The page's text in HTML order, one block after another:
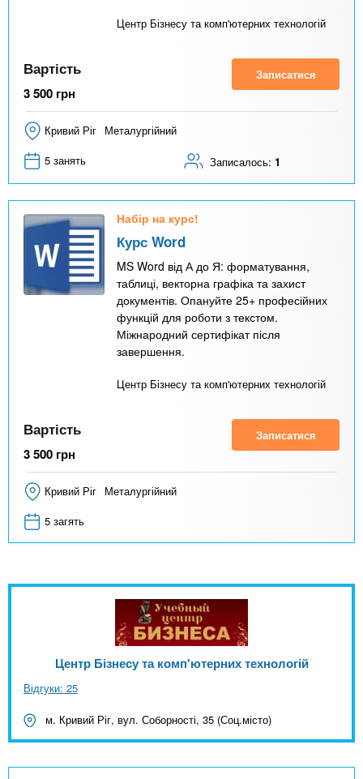
Центр Бізнесу та комп'ютерних технологій
Вартість
3 500 грн
Записатися
Кривий Ріг Металургійний
5 занять
Записалось: 1
Набір на курс!
Курс Word
MS Word від А до Я: форматування,
таблиці, векторна графіка та захист
документів. Опануйте 25+ професійних
функцій для роботи з текстом.
Міжнародний сертифікат після
завершення.
Центр Бізнесу та комп'ютерних технологій
Вартість
3 500 грн
Записатися
Кривий Ріг Металургійний
5 загять
Центр Бізнесу та комп'ютерних технологій
Відгуки: 25
м. Кривий Ріг, вул. Соборності, 35 (Соц.місто)